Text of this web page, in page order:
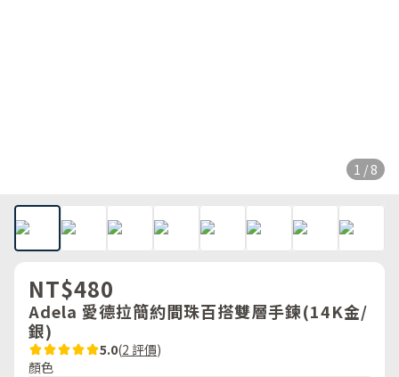
1 / 8
NT$480
Adela 愛德拉簡約間珠百搭雙層手鍊(14K金/
銀)
5.0(2 評價)
顏色